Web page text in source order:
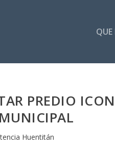
QUE
PREDIO
Huentitán